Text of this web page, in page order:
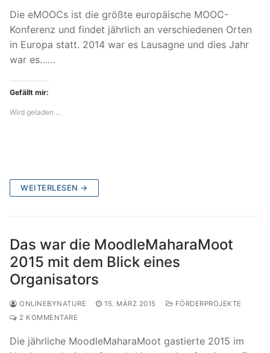
Die eMOOCs ist die größte europäische MOOC-
Konferenz und findet jährlich an verschiedenen Orten
in Europa statt. 2014 war es Lausagne und dies Jahr
war es……
Gefällt mir:
Wird geladen …
WEITERLESEN →
Das war die MoodleMaharaMoot
2015 mit dem Blick eines
Organisators
ONLINEBYNATURE 15. MÄRZ 2015
FÖRDERPROJEKTE
2 KOMMENTARE
Die jährliche MoodleMaharaMoot gastierte 2015 im